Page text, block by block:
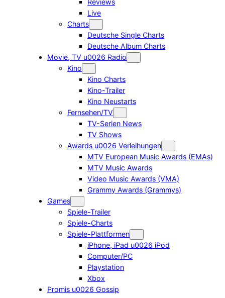
Reviews
Live
Charts
Deutsche Single Charts
Deutsche Album Charts
Movie, TV u0026 Radio
Kino
Kino Charts
Kino-Trailer
Kino Neustarts
Fernsehen/TV
TV-Serien News
TV Shows
Awards u0026 Verleihungen
MTV European Music Awards (EMAs)
MTV Music Awards
Video Music Awards (VMA)
Grammy Awards (Grammys)
Games
Spiele-Trailer
Spiele-Charts
Spiele-Plattformen
iPhone, iPad u0026 iPod
Computer/PC
Playstation
Xbox
Promis u0026 Gossip